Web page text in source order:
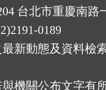
台北市重慶南路
0189
新動態及資料檢
機關公布文字有